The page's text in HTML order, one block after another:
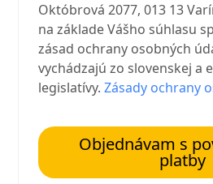
Októbrová 2077, 013 13
na základe Vášho súhlasu
zásad ochrany osobných
vychádzajú zo slovenskej a
legislatívy.Zásady ochrany
Objednávam s
platby